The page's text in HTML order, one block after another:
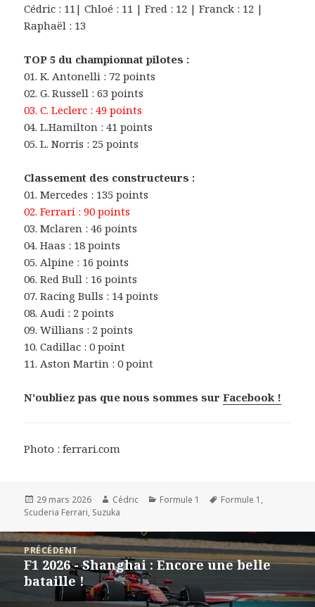
Cédric : 11| Chloé : 11 | Fred : 12 | Franck : 12 |
Raphaël : 13
TOP 5 du championnat pilotes :
01. K. Antonelli : 72 points
02. G. Russell : 63 points
03. C. Leclerc : 49 points
04. L.Hamilton : 41 points
05. L. Norris : 25 points
Classement des constructeurs :
01. Mercedes : 135 points
02. Ferrari : 90 points
03. Mclaren : 46 points
04. Haas : 18 points
05. Alpine : 16 points
06. Red Bull : 16 points
07. Racing Bulls : 14 points
08. Audi : 2 points
09. Willians : 2 points
10. Cadillac : 0 point
11. Aston Martin : 0 point
N'oubliez pas que nous sommes surFacebook !
Photo : ferrari.com
Publié
le
29 mars 2026 Auteur
Cédric Catégories
Formule 1
Mots-
Formule 1 ,
Scuderia Ferrari, Suzuka
Navigation
de
l’article
PRÉCÉDENT
Article
précédent :
F1 2026 - Shanghai : Encore une belle
bataille !